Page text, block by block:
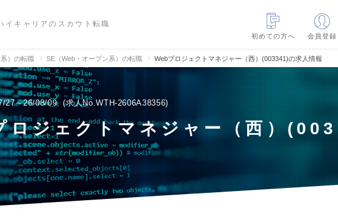
イキャリアのスカウト転職
初めての方へ
会員登録
）の転職 SE（Web・オープン系）の転職 Webプロジェクトマネジャー（西）(003341)の求人情報
27～26/08/09 求人No.WTH-2606A38356
ロジェクトマネジャー（西）(003